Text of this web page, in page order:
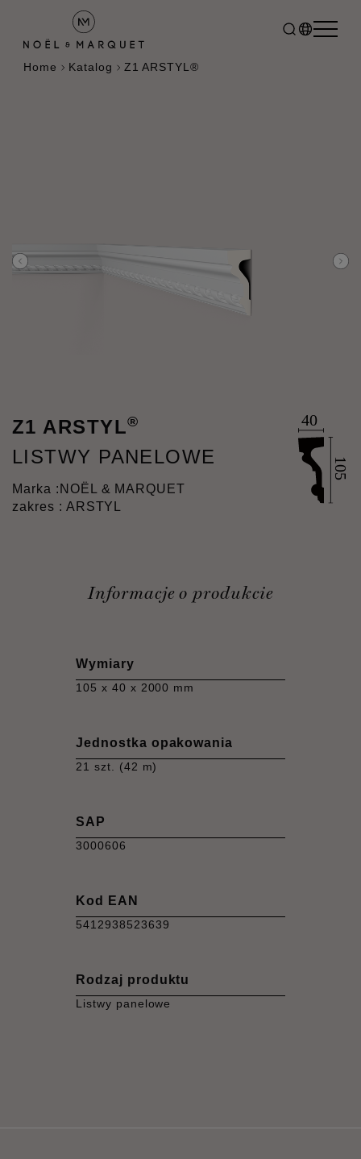
Home Katalog Z1 ARSTYL®
Z1 ARSTYL®
LISTWY PANELOWE
Marka : NOËL & MARQUET
zakres : ARSTYL
Informacje o produkcie
Wymiary
105 x 40 x 2000 mm
Jednostka opakowania
21 szt. (42 m)
SAP
3000606
Kod EAN
5412938523639
Rodzaj produktu
Listwy panelowe